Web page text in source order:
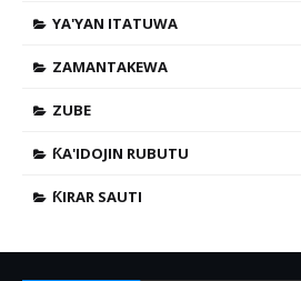
YA'YAN ITATUWA
ZAMANTAKEWA
ZUBE
ƘA'IDOJIN RUBUTU
ƘIRAR SAUTI